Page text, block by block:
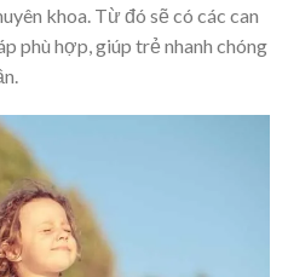
khoa. Từ đó sẽ có các can
phù hợp, giúp trẻ nhanh chóng